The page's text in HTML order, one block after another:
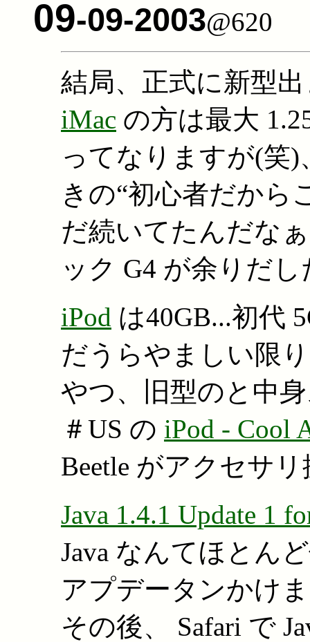
09-09-2003@620
結局、正式に新型
iMac の方は最大
ってなりますが(笑
きの“初心者だから
だ続いてたんだな
ック G4 が余りだ
iPod は40GB...初代
だうらやましい限
やつ、旧型のと中
＃US の iPod - Cool
Beetle がアクセサ
Java 1.4.1 Update 1
Java なんてほとん
アプデータンかけ
その後、 Safari で